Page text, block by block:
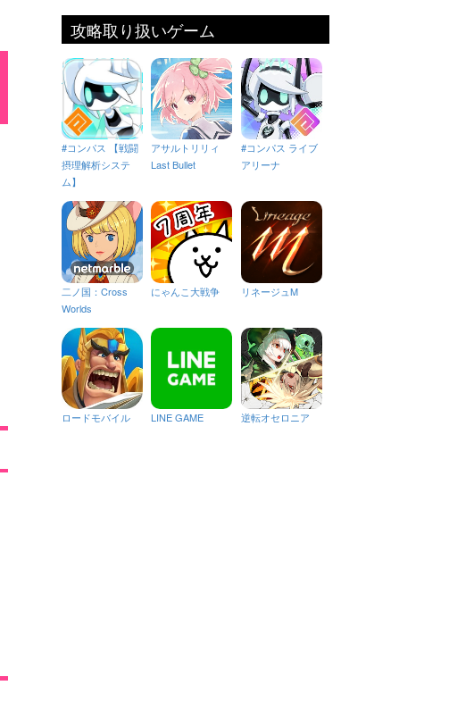
攻略取り扱いゲーム
#コンパス 【戦闘
摂理解析システ
ム】
アサルトリリィ
Last Bullet
#コンパス ライブ
アリーナ
二ノ国：Cross
Worlds
にゃんこ大戦争 リネージュM
ロードモバイル LINE GAME 逆転オセロニア